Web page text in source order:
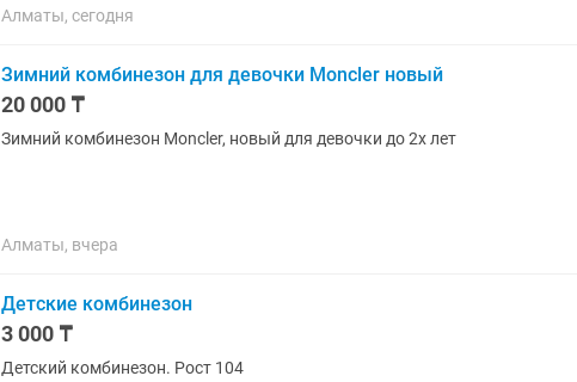
Алматы, сегодня
Зимний комбинезон для девочки Moncler новый
20 000 ₸
Зимний комбинезон Moncler, новый для девочки до 2х лет
Алматы, вчера
Детские комбинезон
3 000 ₸
Детский комбинезон. Рост 104